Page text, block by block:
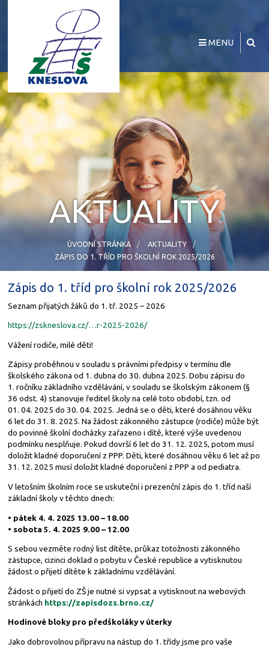
MENU
AKTUALITY
ÚVODNÍ STRÁNKA
AKTUALITY
ZÁPIS DO 1. TŘÍD PRO ŠKOLNÍ ROK 2025/2026
Zápis do 1. tříd pro školní rok 2025/2026
Seznam přijatých žáků do 1. tř. 2025 – 2026
https://zskneslova.cz/…r-2025-2026/
Vážení rodiče, milé děti!
Zápisy proběhnou v souladu s právními předpisy v termínu dle
školského zákona od 1. dubna do 30. dubna 2025. Dobu zápisu do
1. ročníku základního vzdělávání, v souladu se školským zákonem (§
36 odst. 4) stanovuje ředitel školy na celé toto období, tzn. od
01. 04. 2025 do 30. 04. 2025. Jedná se o děti, které dosáhnou věku
6 let do 31. 8. 2025. Na žádost zákonného zástupce (rodiče) může být
do povinné školní docházky zařazeno i dítě, které výše uvedenou
podmínku nesplňuje. Pokud dovrší 6 let do 31. 12. 2025, potom musí
doložit kladné doporučení z PPP. Děti, které dosáhnou věku 6 let až po
31. 12. 2025 musí doložit kladné doporučení z PPP a od pediatra.
V letošním školním roce se uskuteční i prezenční zápis do 1. tříd naší
základní školy v těchto dnech:
• pátek 4. 4. 2025 13.00 – 18.00
• sobota 5. 4. 2025 9.00 – 12.00
S sebou vezměte rodný list dítěte, průkaz totožnosti zákonného
zástupce, cizinci doklad o pobytu v České republice a vytisknutou
žádost o přijetí dítěte k základnímu vzdělávání.
Žádost o přijetí do ZŠ je nutné si vypsat a vytisknout na webových
stránkách https://zapisdozs.brno.cz/
Hodinové bloky pro předškoláky v úterky
Jako dobrovolnou přípravu na nástup do 1. třídy jsme pro vaše